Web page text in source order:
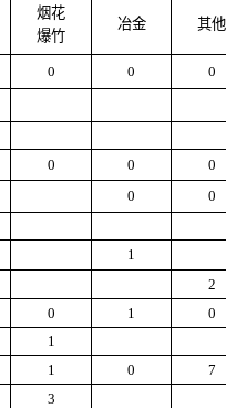
烟花
爆竹
冶金 其他
0 0 0
0 0 0
0 0
1
2
0 1 0
1
1 0 7
3